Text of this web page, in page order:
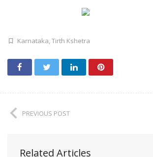
Karnataka Tirth Kshetra
PREVIOUS POST
Related Articles